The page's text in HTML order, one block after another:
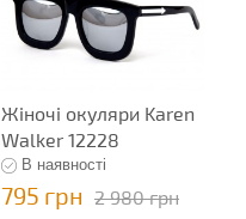
Жіночі окуляри Karen
Walker 12228
В наявності
795 грн 2 980 грн